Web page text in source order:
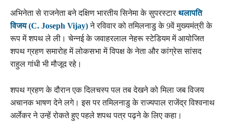
अभिनेता से राजनेता बने दक्षिण भारतीय सिनेमा के सुपरस्टार थलापति
विजय (C. Joseph Vijay) ने रविवार को तमिलनाडु के 9वें मुख्यमंत्री के
रूप में शपथ ले ली। चेन्नई के जवाहरलाल नेहरू स्टेडियम में आयोजित
शपथ ग्रहण समारोह में लोकसभा में विपक्ष के नेता और कांग्रेस सांसद
राहुल गांधी भी मौजूद रहे।
शपथ ग्रहण के दौरान एक दिलचस्प पल तब देखने को मिला जब विजय
अचानक भाषण देने लगे। इस पर तमिलनाडु के राज्यपाल राजेंद्र विश्वनाथ
अर्लेकर ने उन्हें रोकते हुए पहले शपथ पत्र पढ़ने के लिए कहा।